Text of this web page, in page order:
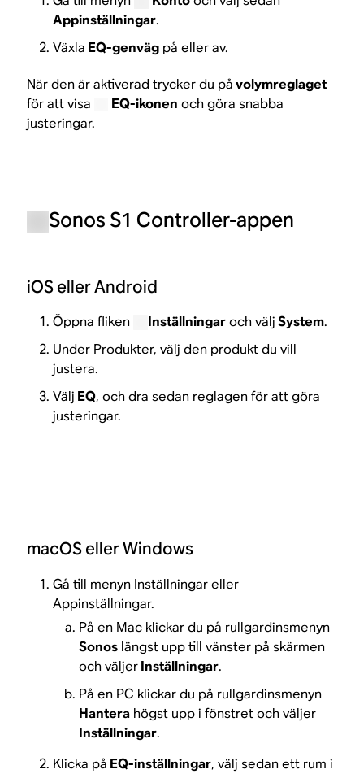
Appinställningar.
Växla EQ-genväg på eller av.
När den är aktiverad trycker du påvolymreglaget
för att visa
EQ-ikonen och göra snabba
justeringar.
Sonos S1 Controller-appen
iOS eller Android
Öppna fliken Inställningaroch väljSystem.
Under Produkter, välj den produkt du vill
justera.
Välj EQ, och dra sedan reglagen för att göra
justeringar.
macOS eller Windows
Gå till menyn Inställningar eller
Appinställningar.
På en Mac klickar du på rullgardinsmenyn
Sonos längst upp till vänster på skärmen
och väljerInställningar.
På en PC klickar du på rullgardinsmenyn
Hantera högst upp i fönstret och väljer
Inställningar.
Klicka på EQ-inställningar, välj sedan ett rum i